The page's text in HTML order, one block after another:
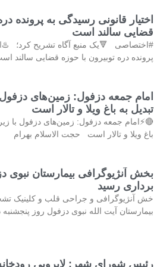
اختیار قانونی رسیدگی به پرونده
قضایی سالند است
#اختصاصی 🔻یک منبع آگاه تشریح کرد؛
پرونده دره توبیرون با حوزه قضایی سالند
امام جمعه دزفول: زمین‌های
تبدیل به باغ ویلا و تالار است
🔴⚡امام جمعه دزفول: زمین‌های دزفول با
باغ ویلا و تالار است حجت الاسلام بهرام
بخش آنژیوگرافی بیمارستان نبوی
برداری رسید
خش آنژیوگرافی و جراحی قلب و کلینیک
بیمارستان آیت الله نبوی دزفول روز پنجشنبه
رئیس شورای شهر: لایروبی